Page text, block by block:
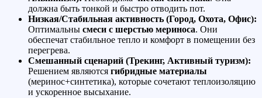
должна быть тонкой и быстро отводить пот.
Низкая/Стабильная активность (Город, Охота, Офис):
Оптимальны смеси с шерстью мериноса. Они
обеспечат стабильное тепло и комфорт в помещении без
перегрева.
Смешанный сценарий (Трекинг, Активный туризм):
Решением являются гибридные материалы
(меринос+синтетика), которые сочетают теплоизоляцию
и ускоренное высыхание.